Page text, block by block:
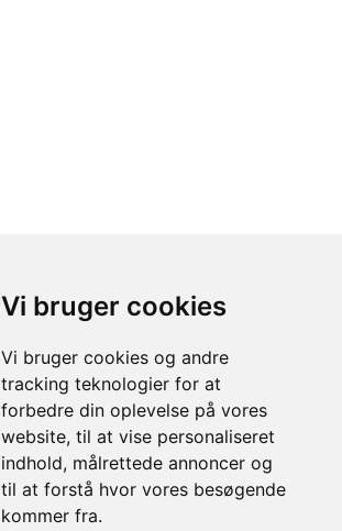
Vi bruger cookies
Vi bruger cookies og andre
tracking teknologier for at
forbedre din oplevelse på vores
website, til at vise personaliseret
indhold, målrettede annoncer og
til at forstå hvor vores besøgende
kommer fra.